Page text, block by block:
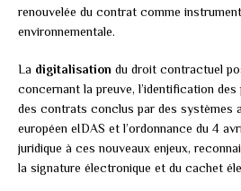
renouvelée du contrat comme
environnementale.
La digitalisation du droit contractuel
concernant la preuve, l’identification
des contrats conclus par des systèmes
européen eIDAS et l’ordonnance du 4
juridique à ces nouveaux enjeux,
la signature électronique et du cachet